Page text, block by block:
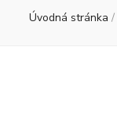
Úvodná stránka /